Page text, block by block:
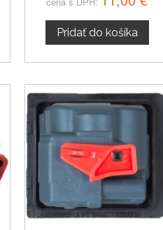
Pridať do košíka